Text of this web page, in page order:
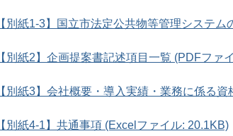
【別紙1-3】国立市法定公共物等管理システ
【別紙2】企画提案書記述項目一覧 (PDFファ
【別紙3】会社概要・導入実績・業務に係る
【別紙4-1】共通事項 (Excelファイル: 20.1KB)